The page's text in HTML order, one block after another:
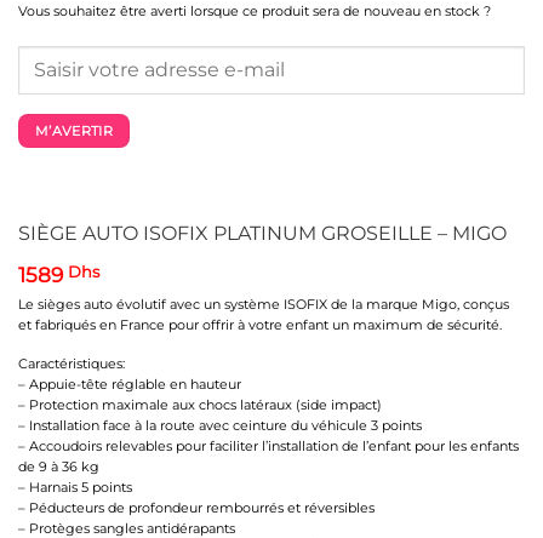
SIÈGE AUTO ISOFIX PLATINUM GROSEILLE – MIGO
1589 Dhs
Le sièges auto évolutif avec un système ISOFIX de la marque Migo, conçus
et fabriqués en France pour offrir à votre enfant un maximum de sécurité.
Caractéristiques:
– Appuie-tête réglable en hauteur
– Protection maximale aux chocs latéraux (side impact)
– Installation face à la route avec ceinture du véhicule 3 points
– Accoudoirs relevables pour faciliter l’installation de l’enfant pour les enfants
de 9 à 36 kg
– Harnais 5 points
– Péducteurs de profondeur rembourrés et réversibles
– Protèges sangles antidérapants
Vous souhaitez être averti lorsque ce produit sera de nouveau en stock ?
M’AVERTIR